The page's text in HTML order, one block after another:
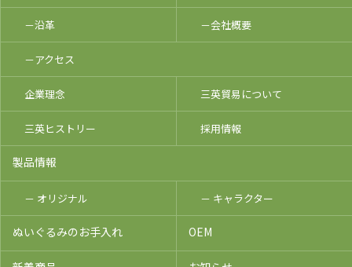
－沿革 －会社概要
－アクセス
企業理念 三英貿易について
三英ヒストリー 採用情報
製品情報
－ オリジナル － キャラクター
ぬいぐるみのお手入れ OEM